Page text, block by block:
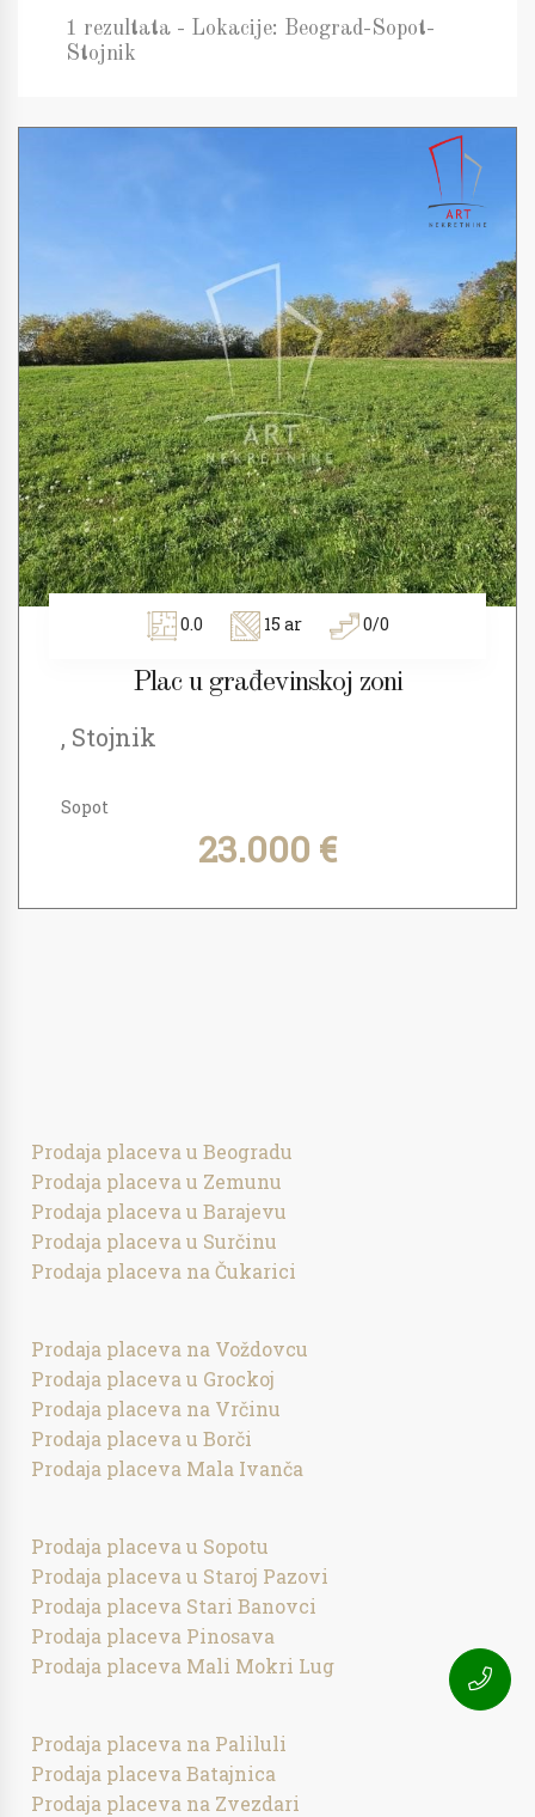
1 rezultata - Lokacije: Beograd-Sopot-
Stojnik
0.0 15 ar 0/0
Plac u građevinskoj zoni
, Stojnik
Sopot
23.000 €
Prodaja placeva u Beogradu
Prodaja placeva u Zemunu
Prodaja placeva u Barajevu
Prodaja placeva u Surčinu
Prodaja placeva na Čukarici
Prodaja placeva na Voždovcu
Prodaja placeva u Grockoj
Prodaja placeva na Vrčinu
Prodaja placeva u Borči
Prodaja placeva Mala Ivanča
Prodaja placeva u Sopotu
Prodaja placeva u Staroj Pazovi
Prodaja placeva Stari Banovci
Prodaja placeva Pinosava
Prodaja placeva Mali Mokri Lug
Prodaja placeva na Paliluli
Prodaja placeva Batajnica
Prodaja placeva na Zvezdari